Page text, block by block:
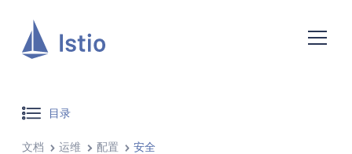
目录
文档 运维 配置 安全